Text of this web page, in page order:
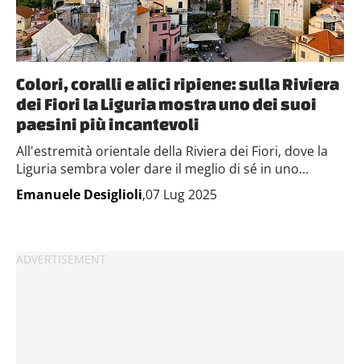
Colori, coralli e alici ripiene: sulla Riviera
dei Fiori la Liguria mostra uno dei suoi
paesini più incantevoli
All'estremità orientale della Riviera dei Fiori, dove la
Liguria sembra voler dare il meglio di sé in uno...
Emanuele Desiglioli,07 Lug 2025